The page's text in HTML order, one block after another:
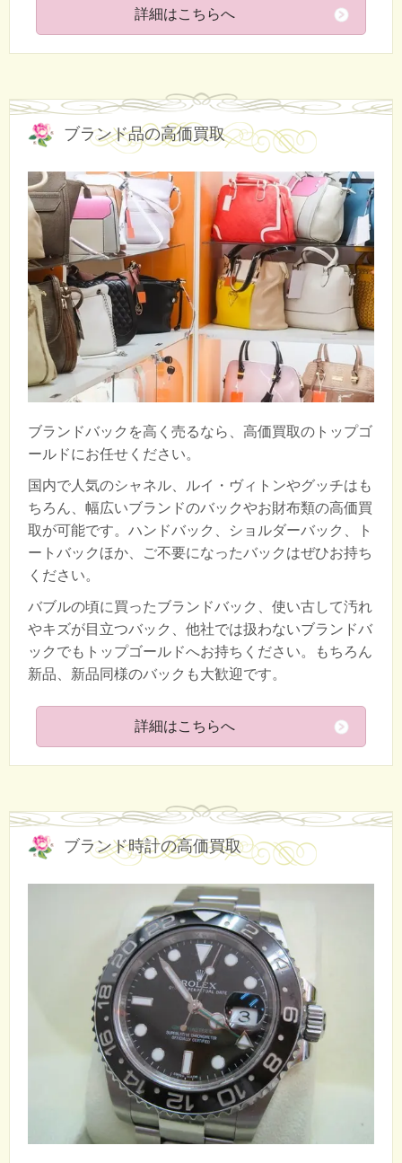
詳細はこちらへ
ブランド品の高価買取
ブランドバックを高く売るなら、高価買取のトップゴ
ールドにお任せください。
国内で人気のシャネル、ルイ・ヴィトンやグッチはも
ちろん、幅広いブランドのバックやお財布類の高価買
取が可能です。ハンドバック、ショルダーバック、ト
ートバックほか、ご不要になったバックはぜひお持ち
ください。
バブルの頃に買ったブランドバック、使い古して汚れ
やキズが目立つバック、他社では扱わないブランドバ
ックでもトップゴールドへお持ちください。もちろん
新品、新品同様のバックも大歓迎です。
詳細はこちらへ
ブランド時計の高価買取